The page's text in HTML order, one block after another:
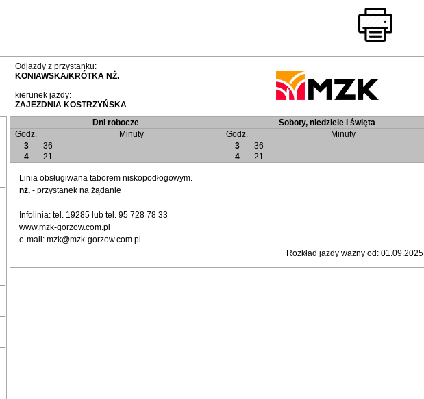
Odjazdy z przystanku:
KONIAWSKA/KRÓTKA NŻ.
kierunek jazdy:
ZAJEZDNIA KOSTRZYŃSKA
Dni robocze
Soboty, niedziele i święta
Godz.
Minuty Godz.
Minuty
3
36 3
36
4
21 4 21
Linia obsługiwana taborem niskopodłogowym.
nż. - przystanek na żądanie
Infolinia: tel. 19285 lub tel. 95 728 78 33
www.mzk-gorzow.com.pl
e-mail: mzk@mzk-gorzow.com.pl
Rozkład jazdy ważny od: 01.09.2025